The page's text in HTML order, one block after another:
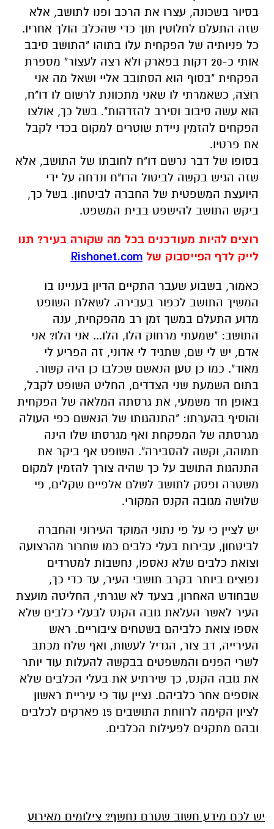
בסיור בשכונה, עצרו את הרכב ופנו לתושב, אלא
שזה התעלם לחלוטין תוך כדי שהכלב הולך אחריו.
כל פניותיה של הפקחית עלו בתוהו "התושב סיבב
אותי כ-20 דקות בפארק ולא רצה לעצור" מספרת
הפקחית "בסוף הוא הסתובב אליי ושאל מה אני
רוצה, כשאמרתי לו שאני מתכוונת לרשום לו דו"ח,
הוא עשה סיבוב וסירב להזדהות". בשל כך, אולצו
הפקחים להזמין ניידת שוטרים למקום בכדי לקבל
את פרטיו.
בסופו של דבר נרשם דו"ח לחובתו של התושב, אלא
שזה הגיש בקשה לביטול הדו"ח ונדחה על ידי
היועצת המשפטית של החברה לביטחון. בשל כך,
ביקש התושב להישפט בבית המשפט.
רוצים להיות מעודכנים בכל מה שקורה בעיר? תנו
לייק לדף הפייסבוק של Rishonet.com
כאמור, בשבוע שעבר התקיים הדיון בעניינו בו
המשיך התושב לכפור בעבירה. לשאלת השופט
מדוע התעלם במשך זמן רב מהפקחית, ענה
התושב: "שמעתי מרחוק הלו, הלו... אני הלו? אני
אדם, יש לי שם, שתגיד לי אדוני, זה הפריע לי
מאוד". כמו כן טען הנאשם שכלבו כן היה קשור.
בתום השמעת שני הצדדים, החליט השופט לקבל,
באופן חד משמעי, את גרסתה המלאה של הפקחית
והוסיף בהערתו: "התנהגותו של הנאשם כפי העולה
מגרסתה של המפקחת ואף מגרסתו שלו הינה
תמוהה, וקשה להסבירה". השופט אף ביקר את
התנהגות התושב על כך שהיה צורך להזמין למקום
משטרה ופסק לתושב לשלם אלפיים שקלים, פי
שלושה מגובה הקנס המקורי.
יש לציין כי על פי נתוני המוקד העירוני והחברה
לביטחון, עבירות בעלי כלבים כמו שחרור מהרצועה
וצואת כלבים שלא נאספו, נחשבות למטרדים
נפוצים ביותר בקרב תושבי העיר, עד כדי כך,
שבחודש האחרון, בצעד לא שגרתי, החליטה מועצת
העיר לאשר העלאת גובה הקנס לבעלי כלבים שלא
אספו צואת כלביהם בשטחים ציבוריים. ראש
העירייה, דב צור, הגדיל לעשות, ואף שלח מכתב
לשרי הפנים והמשפטים בבקשה להעלות עוד יותר
את גובה הקנס, כך שירתיע את בעלי הכלבים שלא
אוספים אחר כלביהם. נציין עוד כי עיריית ראשון
לציון הקימה לרווחת התושבים 15 פארקים לכלבים
ובהם מתקנים לפעילות הכלבים.
יש לכם מידע חשוב שטרם נחשף? צילומים מאירוע